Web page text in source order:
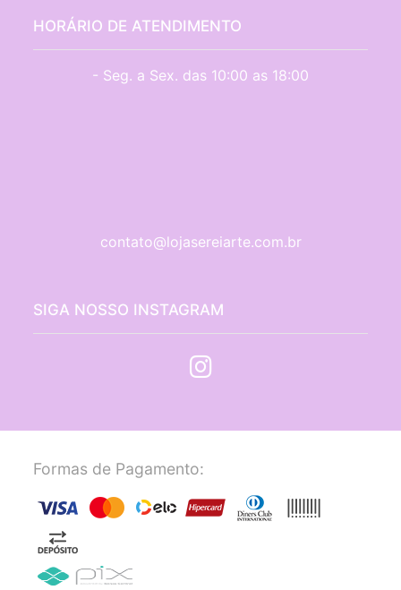
HORÁRIO DE ATENDIMENTO
- Seg. a Sex. das 10:00 as 18:00
contato@lojasereiarte.com.br
SIGA NOSSO INSTAGRAM
Formas de Pagamento: